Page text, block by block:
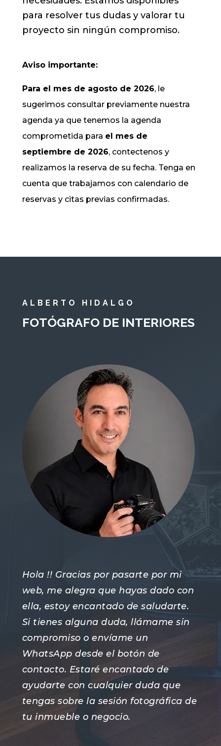
para resolver tus dudas y valorar tu
proyecto sin ningún compromiso.
Aviso importante:
Para el mes de agosto de 2026, le
sugerimos consultar previamente nuestra
agenda ya que tenemos la agenda
comprometida para el mes de
septiembre de 2026, contectenos y
realizamos la reserva de su fecha. Tenga en
cuenta que trabajamos con calendario de
reservas y citas previas confirmadas.
ALBERTO HIDALGO
FOTÓGRAFO DE INTERIORES
Hola !! Gracias por pasarte por mi
web, me alegra que hayas dado con
ella, estoy encantado de saludarte.
Si tienes alguna duda, llámame sin
compromiso o envíame un
WhatsApp desde el botón de
contacto. Estaré encantado de
ayudarte con cualquier duda que
tengas sobre la sesión fotográfica de
tu inmueble o negocio.